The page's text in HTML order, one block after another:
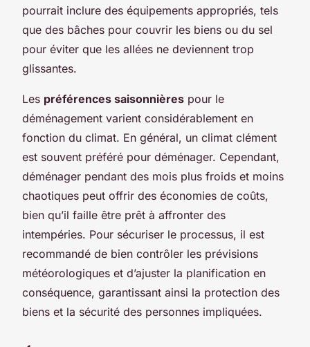
pourrait inclure des équipements appropriés, tels
que des bâches pour couvrir les biens ou du sel
pour éviter que les allées ne deviennent trop
glissantes.
Les préférences saisonnières pour le
déménagement varient considérablement en
fonction du climat. En général, un climat clément
est souvent préféré pour déménager. Cependant,
déménager pendant des mois plus froids et moins
chaotiques peut offrir des économies de coûts,
bien qu’il faille être prêt à affronter des
intempéries. Pour sécuriser le processus, il est
recommandé de bien contrôler les prévisions
météorologiques et d’ajuster la planification en
conséquence, garantissant ainsi la protection des
biens et la sécurité des personnes impliquées.